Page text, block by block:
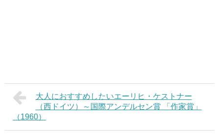
大人におすすめしたいエーリヒ・ケストナー
（西ドイツ）～国際アンデルセン賞 「作家賞」
（1960）